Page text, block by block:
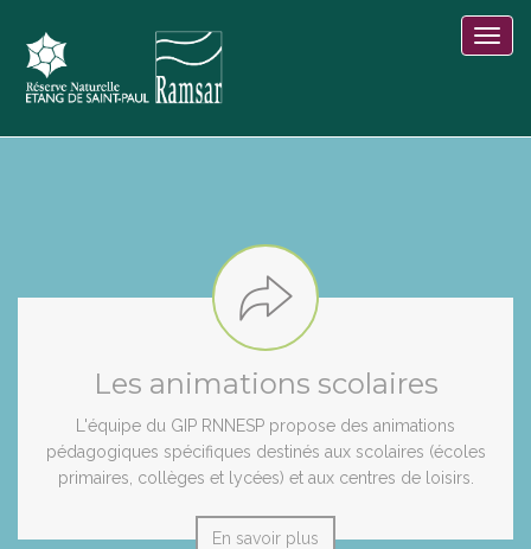
Les animations scolaires
L'équipe du GIP RNNESP propose des animations
pédagogiques spécifiques destinés aux scolaires (écoles
primaires, collèges et lycées) et aux centres de loisirs.
En savoir plus